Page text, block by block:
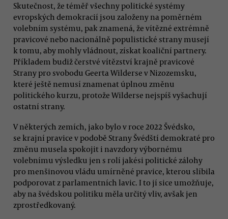
Skutečnost, že téměř všechny politické systémy
evropských demokracií jsou založeny na poměrném
volebním systému, pak znamená, že vítězné extrémně
pravicové nebo nacionálně populistické strany musejí
k tomu, aby mohly vládnout, získat koaliční partnery.
Příkladem budiž čerstvé vítězství krajně pravicové
Strany pro svobodu Geerta Wilderse v Nizozemsku,
které ještě nemusí znamenat úplnou změnu
politického kurzu, protože Wilderse nejspíš vyšachují
ostatní strany.
V některých zemích, jako bylo v roce 2022 Švédsko,
se krajní pravice v podobě Strany Švédští demokraté pro
změnu musela spokojit i navzdory výbornému
volebnímu výsledku jen s rolí jakési politické zálohy
pro menšinovou vládu umírněné pravice, kterou slíbila
podporovat z parlamentních lavic. I to jí sice umožňuje,
aby na švédskou politiku měla určitý vliv, avšak jen
zprostředkovaný.